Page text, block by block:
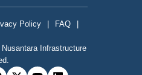
Policy FAQ
Infrastructure